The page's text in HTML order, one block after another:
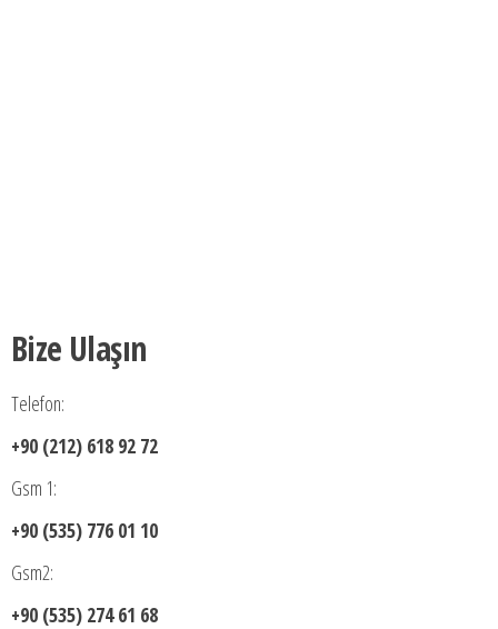
Bize Ulaşın
Telefon:
+90 (212) 618 92 72
Gsm 1:
+90 (535) 776 01 10
Gsm2:
+90 (535) 274 61 68